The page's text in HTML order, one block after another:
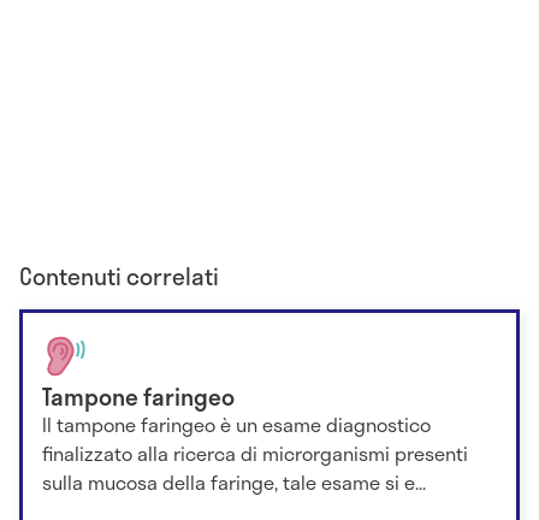
Contenuti correlati
Tampone faringeo
Il tampone faringeo è un esame diagnostico
finalizzato alla ricerca di microrganismi presenti
sulla mucosa della faringe, tale esame si e...